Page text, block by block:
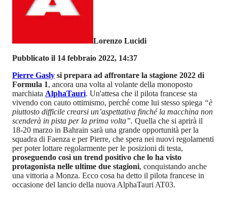
Lorenzo Lucidi
Pubblicato il 14 febbraio 2022, 14:37
Pierre Gasly si prepara ad affrontare la stagione 2022 di
Formula 1, ancora una volta al volante della monoposto
marchiata AlphaTauri. Un'attesa che il pilota francese sta
vivendo con cauto ottimismo, perché come lui stesso spiega “è
piuttosto difficile crearsi un’aspettativa finché la macchina non
scenderà in pista per la prima volta”. Quella che si aprirà il
18-20 marzo in Bahrain sarà una grande opportunità per la
squadra di Faenza e per Pierre, che spera nei nuovi regolamenti
per poter lottare regolarmente per le posizioni di testa,
proseguendo così un trend positivo che lo ha visto
protagonista nelle ultime due stagioni, conquistando anche
una vittoria a Monza. Ecco cosa ha detto il pilota francese in
occasione del lancio della nuova AlphaTauri AT03.